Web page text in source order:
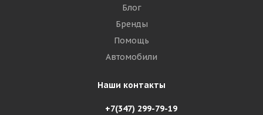
Блог
Бренды
Помощь
Автомобили
Наши контакты
+7(347) 299-79-19